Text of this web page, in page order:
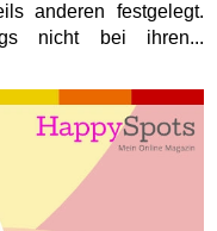
anderen festgelegt.
nicht bei ihren...